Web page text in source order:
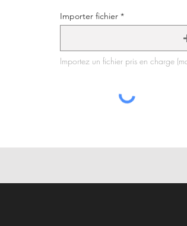
Importer fichier
Importez un fichier pris en charge